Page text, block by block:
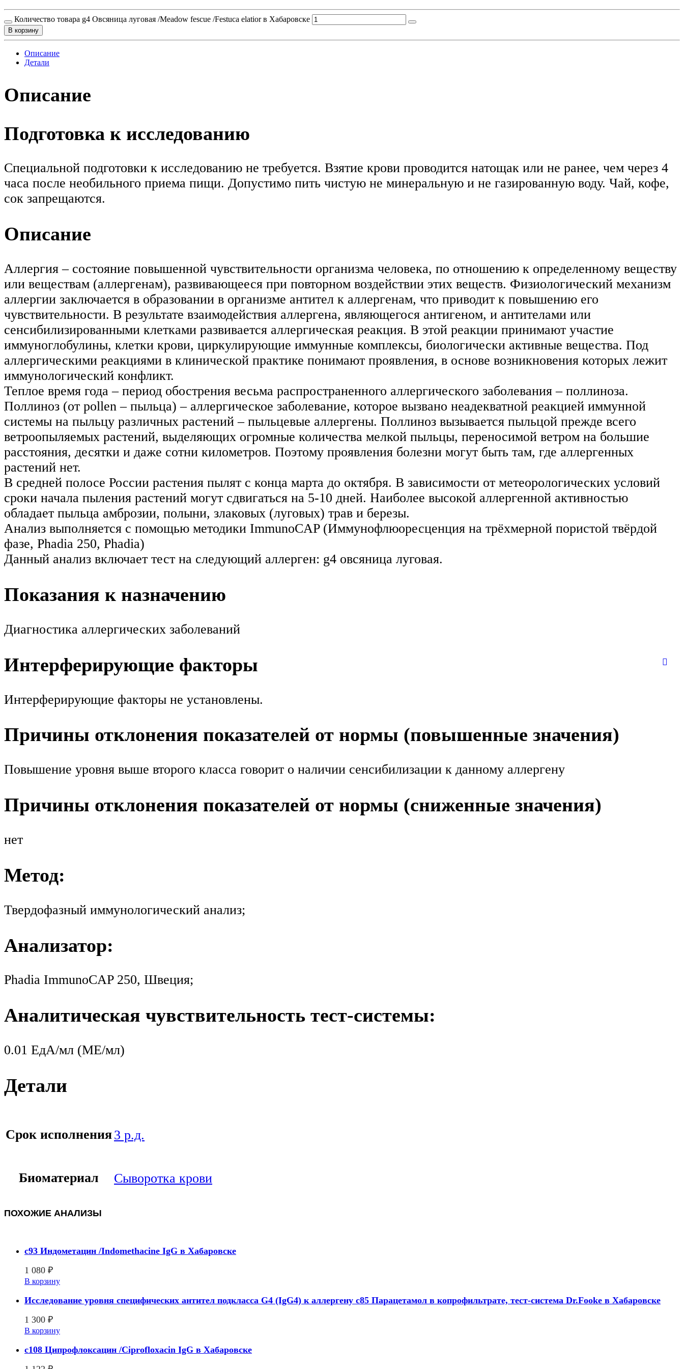
Количество товара g4 Овсяница луговая /Meadow fescue /Festuca elatior в Хабаровске
В корзину
Описание
Детали
Описание
Подготовка к исследованию
Специальной подготовки к исследованию не требуется. Взятие крови проводится натощак или не ранее, чем через 4
часа после необильного приема пищи. Допустимо пить чистую не минеральную и не газированную воду. Чай, кофе,
сок запрещаются.
Описание
Аллергия – состояние повышенной чувствительности организма человека, по отношению к определенному веществу
или веществам (аллергенам), развивающееся при повторном воздействии этих веществ. Физиологический механизм
аллергии заключается в образовании в организме антител к аллергенам, что приводит к повышению его
чувствительности. В результате взаимодействия аллергена, являющегося антигеном, и антителами или
сенсибилизированными клетками развивается аллергическая реакция. В этой реакции принимают участие
иммуноглобулины, клетки крови, циркулирующие иммунные комплексы, биологически активные вещества. Под
аллергическими реакциями в клинической практике понимают проявления, в основе возникновения которых лежит
иммунологический конфликт.
Теплое время года – период обострения весьма распространенного аллергического заболевания – поллиноза.
Поллиноз (от pollen – пыльца) – аллергическое заболевание, которое вызвано неадекватной реакцией иммунной
системы на пыльцу различных растений – пыльцевые аллергены. Поллиноз вызывается пыльцой прежде всего
ветроопыляемых растений, выделяющих огромные количества мелкой пыльцы, переносимой ветром на большие
расстояния, десятки и даже сотни километров. Поэтому проявления болезни могут быть там, где аллергенных
растений нет.
В средней полосе России растения пылят с конца марта до октября. В зависимости от метеорологических условий
сроки начала пыления растений могут сдвигаться на 5-10 дней. Наиболее высокой аллергенной активностью
обладает пыльца амброзии, полыни, злаковых (луговых) трав и березы.
Анализ выполняется с помощью методики ImmunoCAP (Иммунофлюоресценция на трёхмерной пористой твёрдой
фазе, Phadia 250, Phadia)
Данный анализ включает тест на следующий аллерген: g4 овсяница луговая.
Показания к назначению
Диагностика аллергических заболеваний
Интерферирующие факторы
Интерферирующие факторы не установлены.
Причины отклонения показателей от нормы (повышенные значения)
Повышение уровня выше второго класса говорит о наличии сенсибилизации к данному аллергену
Причины отклонения показателей от нормы (сниженные значения)
нет
Метод:
Твердофазный иммунологический анализ;
Анализатор:
Phadia ImmunoCAP 250, Швеция;
Аналитическая чувствительность тест-системы:
0.01 ЕдА/мл (МЕ/мл)
Детали
Срок исполнения3 р.д.
Биоматериал Сыворотка крови
ПОХОЖИЕ АНАЛИЗЫ
c93 Индометацин /Indomethacine IgG в Хабаровске
1 080 ₽
В корзину
Исследование уровня специфических антител подкласса G4 (IgG4) к аллергену с85 Парацетамол в копрофильтрате, тест-система Dr.Fooke в Хабаровске
1 300 ₽
В корзину
c108 Ципрофлоксацин /Ciprofloxacin IgG в Хабаровске